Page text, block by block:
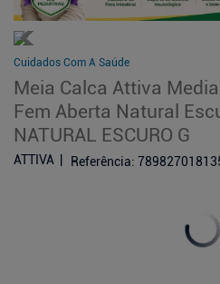
Cuidados Com A Saúde
Meia Calca Attiva
Fem Aberta Natural
NATURAL ESCURO G
ATTIVA Referência: